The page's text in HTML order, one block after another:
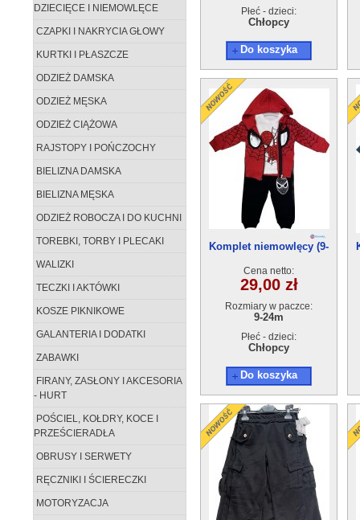
DZIECIĘCE I NIEMOWLĘCE
CZAPKI I NAKRYCIA GŁOWY
KURTKI I PŁASZCZE
ODZIEŻ DAMSKA
ODZIEŻ MĘSKA
ODZIEŻ CIĄŻOWA
RAJSTOPY I POŃCZOCHY
BIELIZNA DAMSKA
BIELIZNA MĘSKA
ODZIEŻ ROBOCZA I DO KUCHNI
TOREBKI, TORBY I PLECAKI
WALIZKI
TECZKI I AKTÓWKI
KOSZE PIKNIKOWE
GALANTERIA I DODATKI
ZABAWKI
FIRANY, ZASŁONY I AKCESORIA
- HURT
POŚCIEL, KOŁDRY, KOCE I
PRZEŚCIERADŁA
OBRUSY I SERWETY
RĘCZNIKI I ŚCIERECZKI
MOTORYZACJA
Płeć - dzieci:
Chłopcy
Do koszyka
Komplet niemowlęcy (9-
Cena netto:
29,00 zł
Rozmiary w paczce:
9-24m
Płeć - dzieci:
Chłopcy
Do koszyka